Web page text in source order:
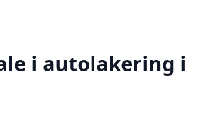
i autolakering i